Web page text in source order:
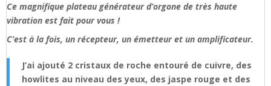
Ce magnifique plateau générateur d’orgone de très haute
vibration est fait pour vous !
C’est à la fois, un récepteur, un émetteur et un amplificateur.
J’ai ajouté 2 cristaux de roche entouré de cuivre, des
howlites au niveau des yeux, des jaspe rouge et des